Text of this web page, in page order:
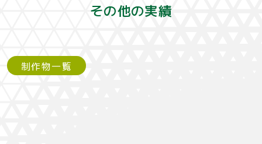
その他の実績
制作物一覧